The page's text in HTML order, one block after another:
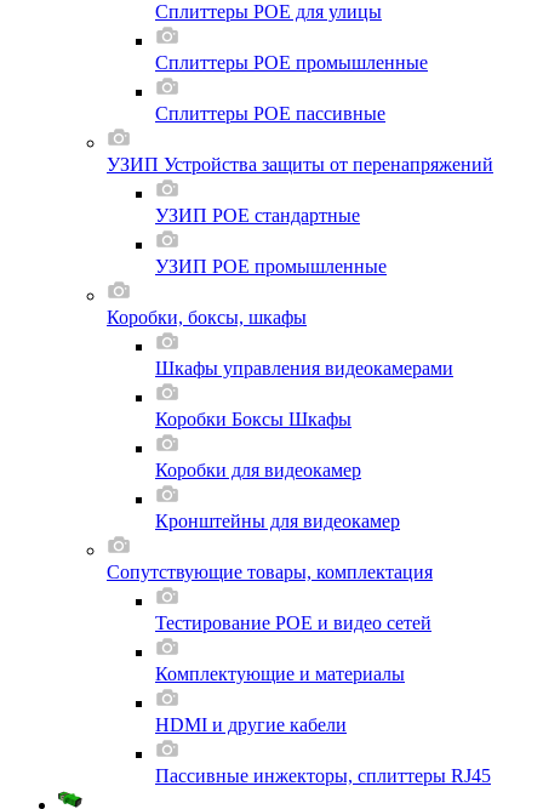
Сплиттеры POE для улицы
Сплиттеры POE промышленные
Сплиттеры POE пассивные
УЗИП Устройства защиты от перенапряжений
УЗИП POE стандартные
УЗИП POE промышленные
Коробки, боксы, шкафы
Шкафы управления видеокамерами
Коробки Боксы Шкафы
Коробки для видеокамер
Кронштейны для видеокамер
Сопутствующие товары, комплектация
Тестирование POE и видео сетей
Комплектующие и материалы
HDMI и другие кабели
Пассивные инжекторы, сплиттеры RJ45